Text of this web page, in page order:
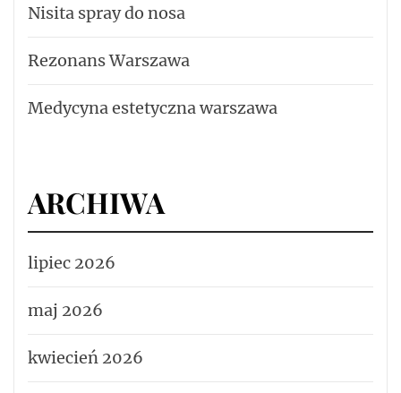
Nisita spray do nosa
Rezonans Warszawa
Medycyna estetyczna warszawa
ARCHIWA
lipiec 2026
maj 2026
kwiecień 2026